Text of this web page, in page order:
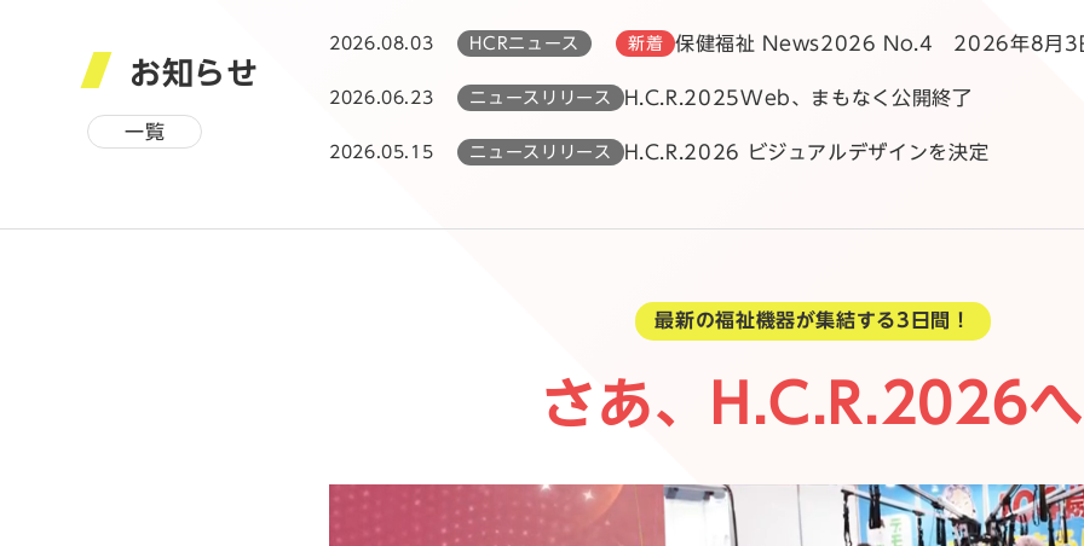
お知らせ
一覧
2026.08.03 HCRニュース 新着 保健福祉 News2026 No.4 2026年8月3
2026.06.23 ニュースリリース H.C.R.2025Web、まもなく公開終了
2026.05.15 ニュースリリース H.C.R.2026 ビジュアルデザインを決定
最新の福祉機器が集結する3日間！
さあ、H.C.R.2026へ